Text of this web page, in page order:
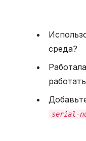
среда?
serial-